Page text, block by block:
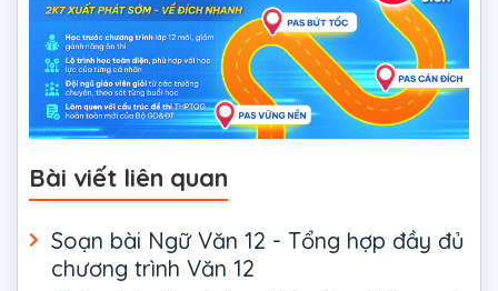
Bài viết liên quan
Soạn bài Ngữ Văn 12 - Tổng hợp đầy đủ
chương trình Văn 12